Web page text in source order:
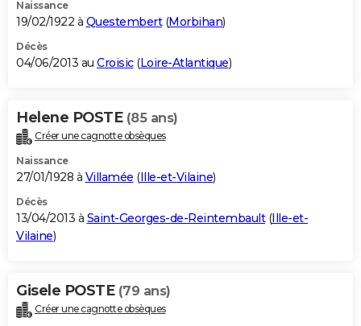
Naissance
19/02/1922 à Questembert(Morbihan)
Décès
04/06/2013 au Croisic(Loire-Atlantique)
Helene POSTE (85 ans)
Créer une cagnotte obsèques
Naissance
27/01/1928 à Villamée (Ille-et-Vilaine)
Décès
13/04/2013 à Saint-Georges-de-Reintembault(Ille-et-
Vilaine)
Gisele POSTE (79 ans)
Créer une cagnotte obsèques